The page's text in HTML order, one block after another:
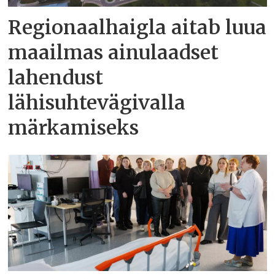
Regionaalhaigla aitab luua
maailmas ainulaadset
lahendust
lähisuhtevägivalla
märkamiseks